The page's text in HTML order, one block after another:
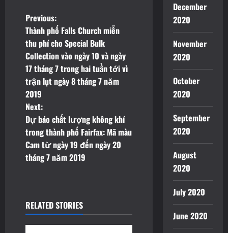
P
o
s
t
n
a
v
a
Previous:
Thành phố Falls Church miễn
thu phí cho Special Bulk
Collection vào ngày 10 và ngày
17 tháng 7 trong hai tuần tới vì
trận lụt ngày 8 tháng 7 năm
2019
Next:
Dự báo chất lượng không khí
trong thành phố Fairfax: Mã màu
Cam từ ngày 19 đến ngày 20
tháng 7 năm 2019
RELATED STORIES
December
2020
November
2020
October
2020
September
2020
August
2020
July 2020
June 2020